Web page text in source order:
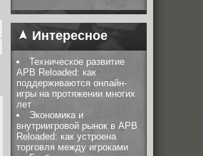
Интересное
Техническое развитие
APB Reloaded: как
поддерживаются онлайн-
игры на протяжении многих
лет
Экономика и
внутриигровой рынок в APB
Reloaded: как устроена
торговля между игроками